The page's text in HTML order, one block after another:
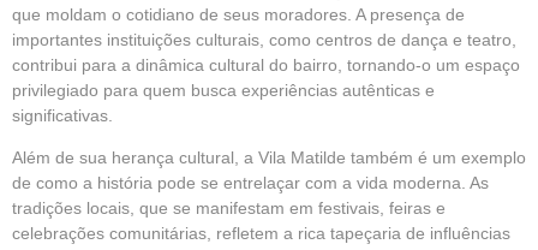
que moldam o cotidiano de seus moradores. A presença de
importantes instituições culturais, como centros de dança e teatro,
contribui para a dinâmica cultural do bairro, tornando-o um espaço
privilegiado para quem busca experiências autênticas e
significativas.
Além de sua herança cultural, a Vila Matilde também é um exemplo
de como a história pode se entrelaçar com a vida moderna. As
tradições locais, que se manifestam em festivais, feiras e
celebrações comunitárias, refletem a rica tapeçaria de influências